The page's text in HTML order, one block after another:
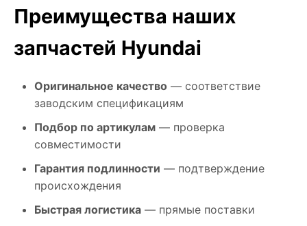
Преимущества наших
запчастей Hyundai
Оригинальное качество — соответствие
заводским спецификациям
Подбор по артикулам — проверка
совместимости
Гарантия подлинности — подтверждение
происхождения
Быстрая логистика — прямые поставки